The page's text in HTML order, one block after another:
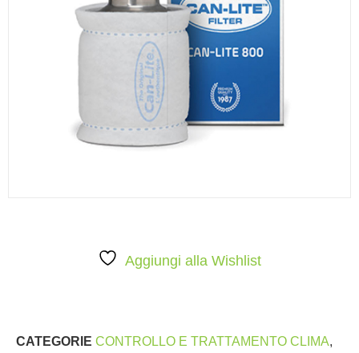
Aggiungi alla Wishlist
CATEGORIE CONTROLLO E TRATTAMENTO CLIMA,